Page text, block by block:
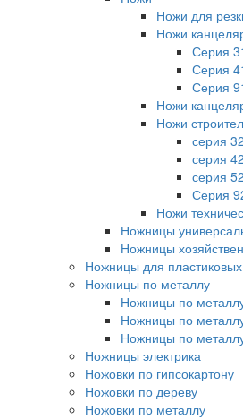
Ножи для
Ножи
Серия
Серия
Серия
Ножи
Ножи
серия
серия
серия
Серия
Ножи
Ножницы
Ножницы
Ножницы для
Ножницы по металлу
Ножницы по
Ножницы по
Ножницы по
Ножницы электрика
Ножовки по гипсокартону
Ножовки по дереву
Ножовки по металлу